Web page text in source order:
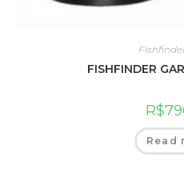
FISHFINDER
R$
Read